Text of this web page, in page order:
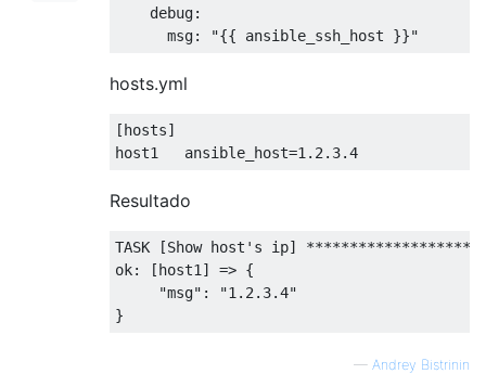
    debug:
hosts.yml
[hosts]
Resultado
TASK [Show host's ip]
ok: [host1] => {
     "msg": "1.2.3.4"
— Andrey Bistrinin